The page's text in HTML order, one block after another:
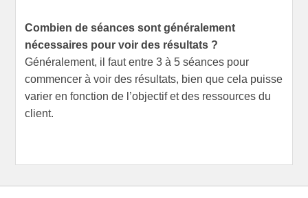
Combien de séances sont généralement
nécessaires pour voir des résultats ?
Généralement, il faut entre 3 à 5 séances pour
commencer à voir des résultats, bien que cela puisse
varier en fonction de l’objectif et des ressources du
client.